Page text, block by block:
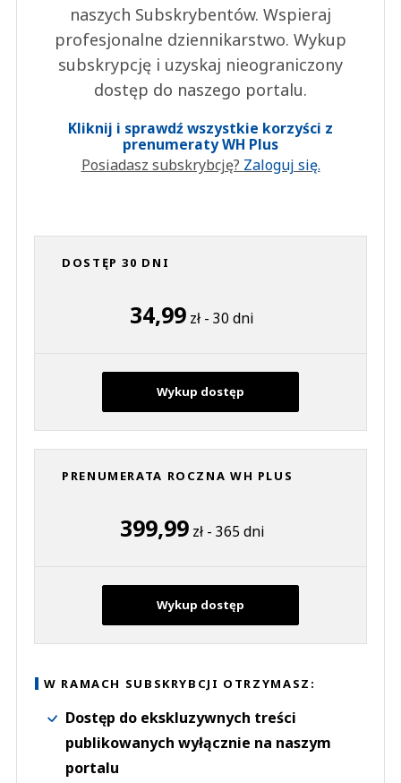
naszych Subskrybentów. Wspieraj
profesjonalne dziennikarstwo. Wykup
subskrypcję i uzyskaj nieograniczony
dostęp do naszego portalu.
Kliknij i sprawdź wszystkie korzyści z
prenumeraty WH Plus
Posiadasz subskrybcję? Zaloguj się.
DOSTĘP 30 DNI
34,99 zł - 30 dni
Wykup dostęp
PRENUMERATA ROCZNA WH PLUS
399,99zł - 365 dni
Wykup dostęp
W RAMACH SUBSKRYBCJI OTRZYMASZ:
Dostęp do ekskluzywnych treści
publikowanych wyłącznie na naszym
portalu